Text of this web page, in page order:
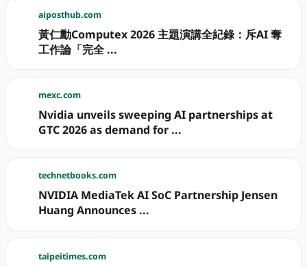
aiposthub.com
黃仁勳Computex 2026 主題演講全紀錄：斥AI 奪
工作論「完全 ...
mexc.com
Nvidia unveils sweeping AI partnerships at
GTC 2026 as demand for ...
technetbooks.com
NVIDIA MediaTek AI SoC Partnership Jensen
Huang Announces ...
taipeitimes.com